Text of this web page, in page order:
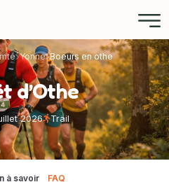
Yonne Boeurs en othe
d’Othe
2026 Trail
à savoir FAQ